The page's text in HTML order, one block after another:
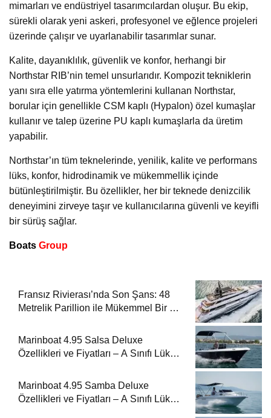
mimarları ve endüstriyel tasarımcılardan oluşur. Bu ekip,
sürekli olarak yeni askeri, profesyonel ve eğlence projeleri
üzerinde çalışır ve uyarlanabilir tasarımlar sunar.
Kalite, dayanıklılık, güvenlik ve konfor, herhangi bir
Northstar RIB’nin temel unsurlarıdır. Kompozit tekniklerin
yanı sıra elle yatırma yöntemlerini kullanan Northstar,
borular için genellikle CSM kaplı (Hypalon) özel kumaşlar
kullanır ve talep üzerine PU kaplı kumaşlarla da üretim
yapabilir.
Northstar’ın tüm teknelerinde, yenilik, kalite ve performans
lüks, konfor, hidrodinamik ve mükemmellik içinde
bütünleştirilmiştir. Bu özellikler, her bir teknede denizcilik
deneyimini zirveye taşır ve kullanıcılarına güvenli ve keyifli
bir sürüş sağlar.
Boats Group
Fransız Rivierası’nda Son Şans: 48
Metrelik Parillion ile Mükemmel Bir Yat
Marinboat 4.95 Salsa Deluxe
Özellikleri ve Fiyatları – A Sınıfı Lüks
Marinboat 4.95 Samba Deluxe
Özellikleri ve Fiyatları – A Sınıfı Lüks